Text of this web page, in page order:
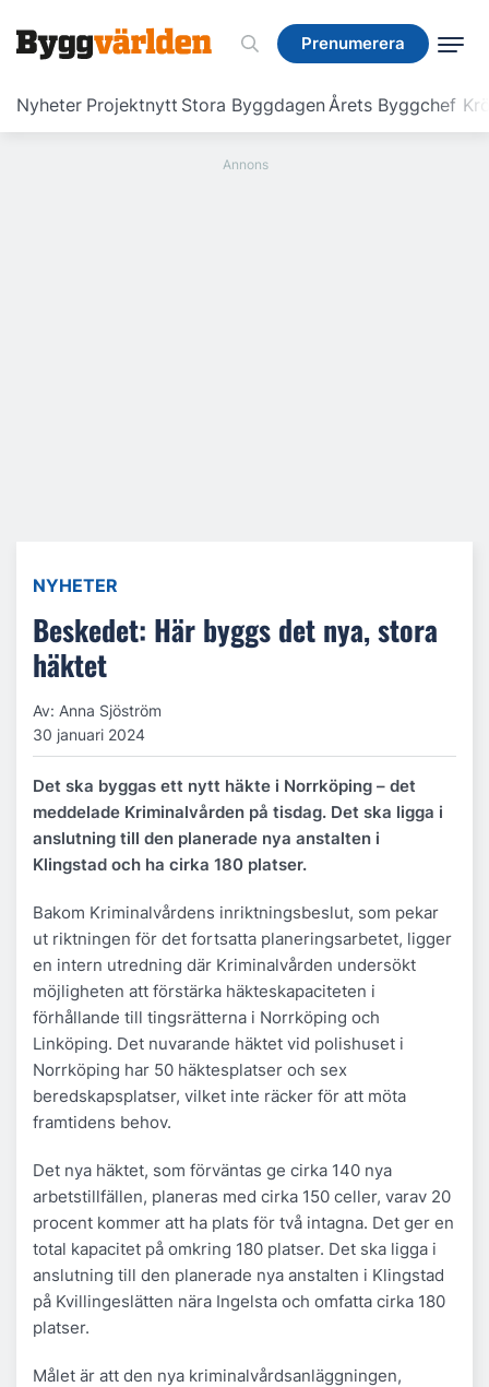
Prenumerera
Nyheter Projektnytt Stora ByggdagenÅrets Byggchef
Prenumerera
NYHETER
Beskedet: Här byggs det nya, stora
häktet
Av: Anna Sjöström
30 januari 2024
Det ska byggas ett nytt häkte i Norrköping – det
meddelade Kriminalvården på tisdag. Det ska ligga i
anslutning till den planerade nya anstalten i
Klingstad och ha cirka 180 platser.
Bakom Kriminalvårdens inriktningsbeslut, som pekar
ut riktningen för det fortsatta planeringsarbetet, ligger
en intern utredning där Kriminalvården undersökt
möjligheten att förstärka häkteskapaciteten i
förhållande till tingsrätterna i Norrköping och
Linköping. Det nuvarande häktet vid polishuset i
Norrköping har 50 häktesplatser och sex
beredskapsplatser, vilket inte räcker för att möta
framtidens behov.
Det nya häktet, som förväntas ge cirka 140 nya
arbetstillfällen, planeras med cirka 150 celler, varav 20
procent kommer att ha plats för två intagna. Det ger en
total kapacitet på omkring 180 platser. Det ska ligga i
anslutning till den planerade nya anstalten i Klingstad
på Kvillingeslätten nära Ingelsta och omfatta cirka 180
platser.
Målet är att den nya kriminalvårdsanläggningen,